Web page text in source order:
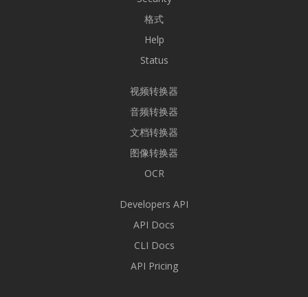
格式
Help
Status
视频转换器
音频转换器
文档转换器
图像转换器
OCR
Developers API
API Docs
CLI Docs
API Pricing